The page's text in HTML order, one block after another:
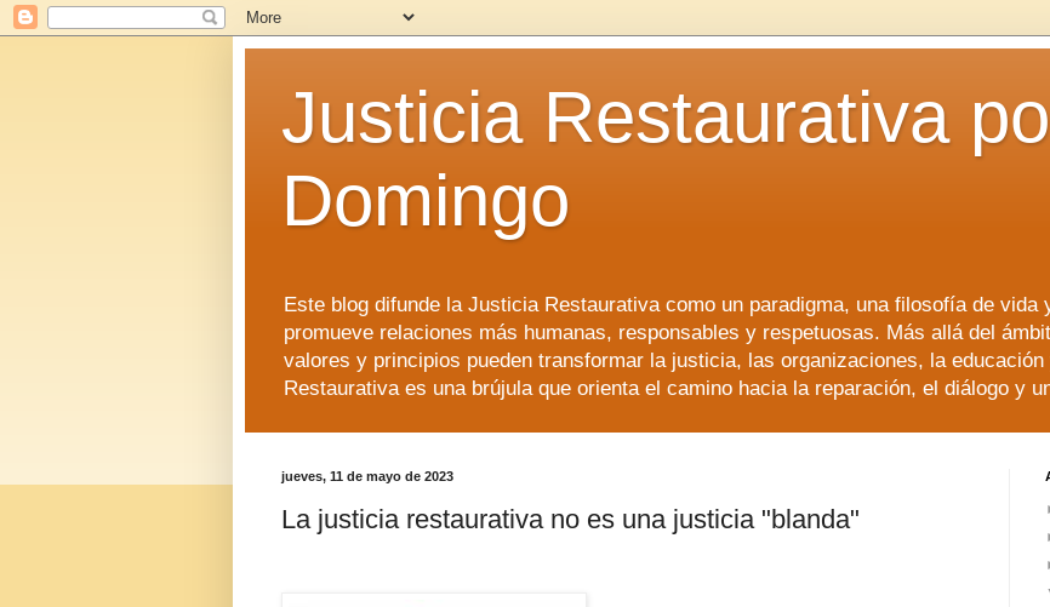
Justicia Restaurativa
Domingo
Este blog difunde la Justicia Restaurativa como un paradigma, una filosofía de vida
promueve relaciones más humanas, responsables y respetuosas. Más allá del
valores y principios pueden transformar la justicia, las organizaciones, la
Restaurativa es una brújula que orienta el camino hacia la reparación, el diálogo y
jueves, 11 de mayo de 2023
La justicia restaurativa no es una justicia "blanda"